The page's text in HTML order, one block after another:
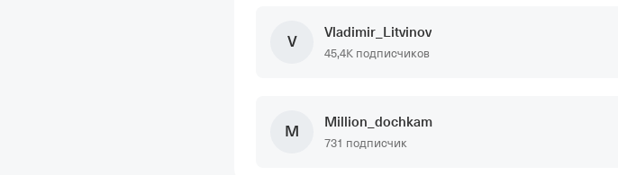
V
Vladimir_Litvinov
45,4K подписчиков
M
Million_dochkam
731 подписчик